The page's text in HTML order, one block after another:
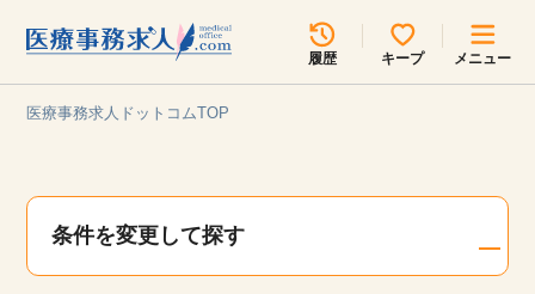
履歴 キープ メニュー
医療事務求人ドットコムTOP
条件を変更して探す
所在地のエリアを選択してください
各支店担当よりご連絡させていただきます。
関東